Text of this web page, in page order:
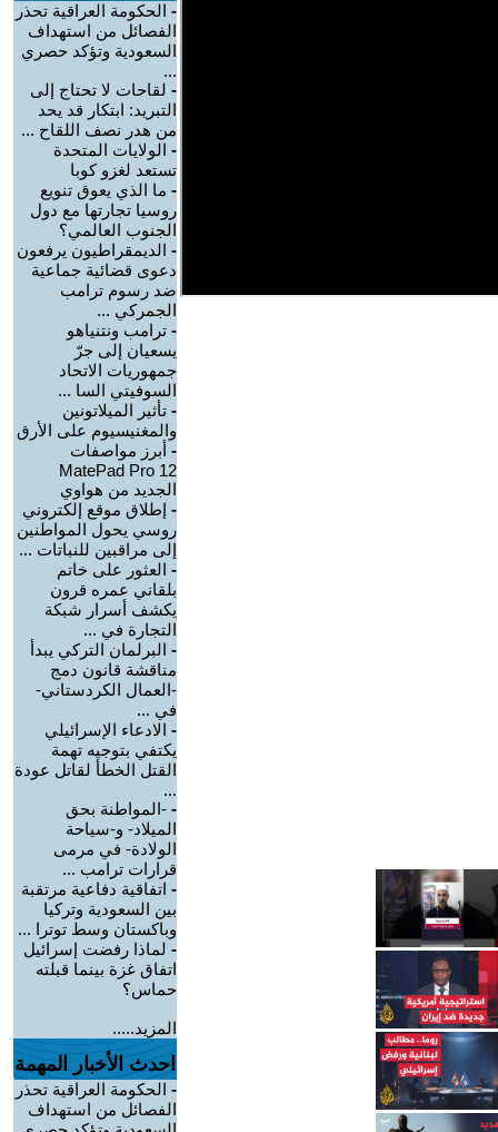
- الحكومة العراقية تحذر
الفصائل من استهداف
السعودية وتؤكد حصري
...
- لقاحات لا تحتاج إلى
التبريد: ابتكار قد يحد
من هدر نصف اللقاح ...
- الولايات المتحدة
تستعد لغزو كوبا
- ما الذي يعوق تنويع
روسيا تجارتها مع دول
الجنوب العالمي؟
- الديمقراطيون يرفعون
دعوى قضائية جماعية
ضد رسوم ترامب
الجمركي ...
- ترامب ونتنياهو
يسعيان إلى جرّ
جمهوريات الاتحاد
السوفيتي السا ...
- تأثير الميلاتونين
والمغنيسيوم على الأرق
- أبرز مواصفات
MatePad Pro 12
الجديد من هواوي
- إطلاق موقع إلكتروني
روسي يحول المواطنين
إلى مراقبين للنباتات ...
- العثور على خاتم
بلقاني عمره قرون
يكشف أسرار شبكة
التجارة في ...
- البرلمان التركي يبدأ
مناقشة قانون دمج
-العمال الكردستاني-
في ...
- الادعاء الإسرائيلي
يكتفي بتوجيه تهمة
القتل الخطأ لقاتل عودة
...
- -المواطنة بحق
الميلاد- و-سياحة
الولادة- في مرمى
قرارات ترامب ...
- اتفاقية دفاعية مرتقبة
بين السعودية وتركيا
وباكستان وسط توترا ...
- لماذا رفضت إسرائيل
اتفاق غزة بينما قبلته
حماس؟
المزيد.....
احدث الأخبار المهمة
- الحكومة العراقية تحذر
الفصائل من استهداف